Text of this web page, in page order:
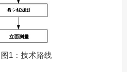
图1：技术路线